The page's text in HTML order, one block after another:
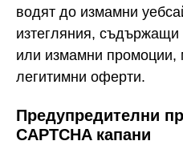
водят до измамни
изтегляния,
или измамни промоции,
легитимни оферти.
Предупредителни
CAPTCHA капани